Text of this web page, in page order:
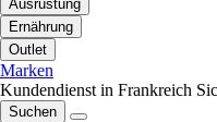
Ausrüstung
Ernährung
Outlet
Marken
Kundendienst in Frankreich
Suchen